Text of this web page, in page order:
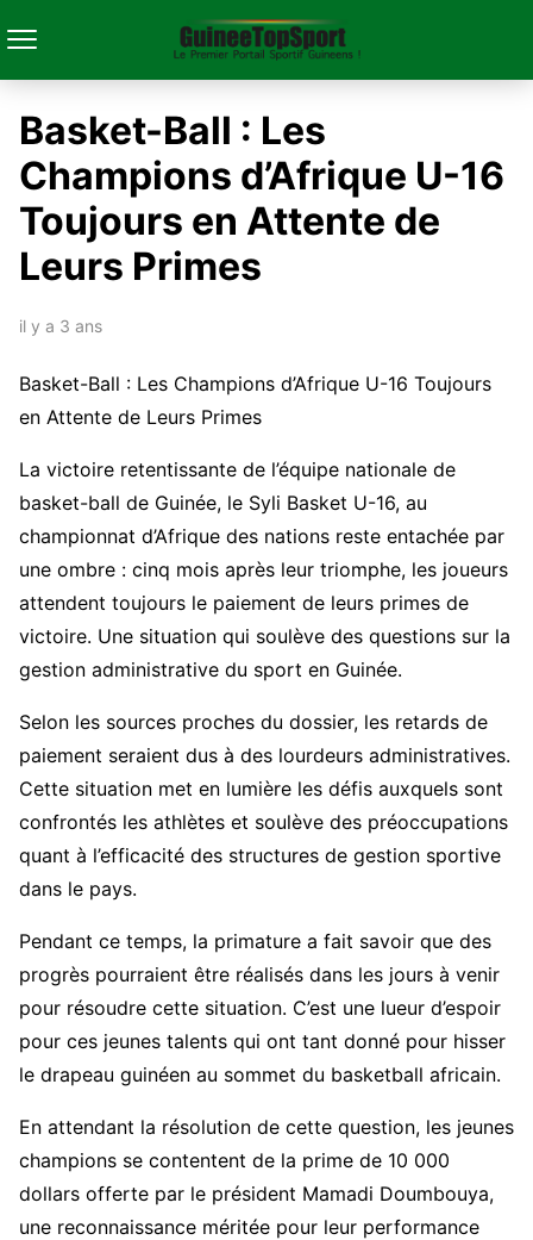
Basket-Ball : Les
Champions d’Afrique U-16
Toujours en Attente de
Leurs Primes
il y a 3 ans
Basket-Ball : Les Champions d’Afrique U-16 Toujours
en Attente de Leurs Primes
La victoire retentissante de l’équipe nationale de
basket-ball de Guinée, le Syli Basket U-16, au
championnat d’Afrique des nations reste entachée par
une ombre : cinq mois après leur triomphe, les joueurs
attendent toujours le paiement de leurs primes de
victoire. Une situation qui soulève des questions sur la
gestion administrative du sport en Guinée.
Selon les sources proches du dossier, les retards de
paiement seraient dus à des lourdeurs administratives.
Cette situation met en lumière les défis auxquels sont
confrontés les athlètes et soulève des préoccupations
quant à l’efficacité des structures de gestion sportive
dans le pays.
Pendant ce temps, la primature a fait savoir que des
progrès pourraient être réalisés dans les jours à venir
pour résoudre cette situation. C’est une lueur d’espoir
pour ces jeunes talents qui ont tant donné pour hisser
le drapeau guinéen au sommet du basketball africain.
En attendant la résolution de cette question, les jeunes
champions se contentent de la prime de 10 000
dollars offerte par le président Mamadi Doumbouya,
une reconnaissance méritée pour leur performance